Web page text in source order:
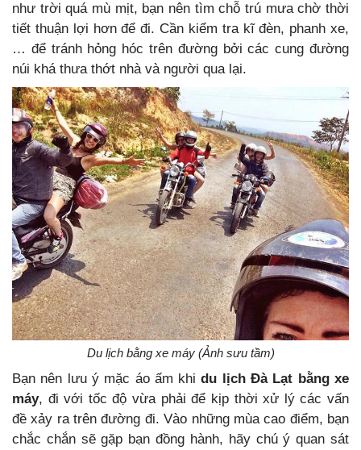
như trời quá mù mịt, bạn nên tìm chỗ trú mưa chờ thời
tiết thuận lợi hơn để đi. Cần kiểm tra kĩ đèn, phanh xe,
… để tránh hỏng hóc trên đường bởi các cung đường
núi khá thưa thớt nhà và người qua lại.
Du lịch bằng xe máy (Ảnh sưu tầm)
Bạn nên lưu ý mặc áo ấm khidu lịch Đà Lạt bằng xe
máy, đi với tốc độ vừa phải để kịp thời xử lý các vấn
đề xảy ra trên đường đi. Vào những mùa cao điểm, bạn
chắc chắn sẽ gặp bạn đồng hành, hãy chú ý quan sát